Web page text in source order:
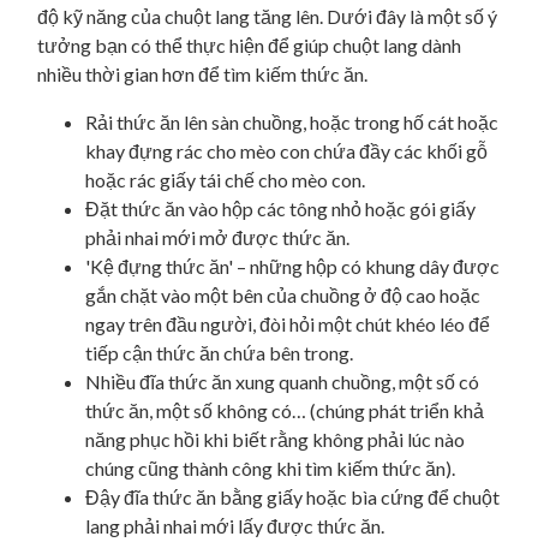
độ kỹ năng của chuột lang tăng lên. Dưới đây là một số ý
tưởng bạn có thể thực hiện để giúp chuột lang dành
nhiều thời gian hơn để tìm kiếm thức ăn.
Rải thức ăn lên sàn chuồng, hoặc trong hố cát hoặc
khay đựng rác cho mèo con chứa đầy các khối gỗ
hoặc rác giấy tái chế cho mèo con.
Đặt thức ăn vào hộp các tông nhỏ hoặc gói giấy
phải nhai mới mở được thức ăn.
'Kệ đựng thức ăn' – những hộp có khung dây được
gắn chặt vào một bên của chuồng ở độ cao hoặc
ngay trên đầu người, đòi hỏi một chút khéo léo để
tiếp cận thức ăn chứa bên trong.
Nhiều đĩa thức ăn xung quanh chuồng, một số có
thức ăn, một số không có… (chúng phát triển khả
năng phục hồi khi biết rằng không phải lúc nào
chúng cũng thành công khi tìm kiếm thức ăn).
Đậy đĩa thức ăn bằng giấy hoặc bìa cứng để chuột
lang phải nhai mới lấy được thức ăn.